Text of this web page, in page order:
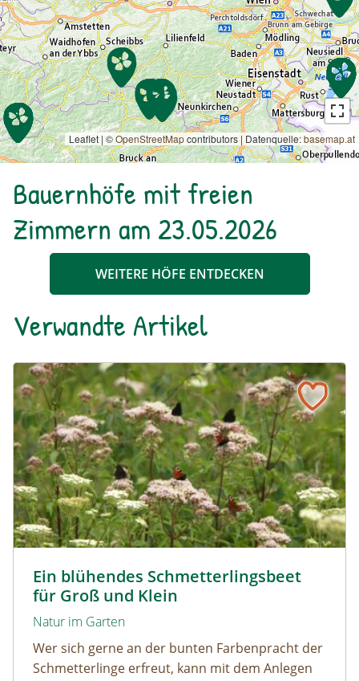
Leaflet | ©OpenStreetMapcontributors | Datenquelle:basemap.at
Bauernhöfe mit freien
Zimmern am 23.05.2026
WEITERE HÖFE ENTDECKEN
Verwandte Artikel
Ein blühendes Schmetterlingsbeet
für Groß und Klein
Natur im Garten
Wer sich gerne an der bunten Farbenpracht der
Schmetterlinge erfreut, kann mit dem Anlegen
Ein blühendes Schmetterlingsbeet für Groß und Klein